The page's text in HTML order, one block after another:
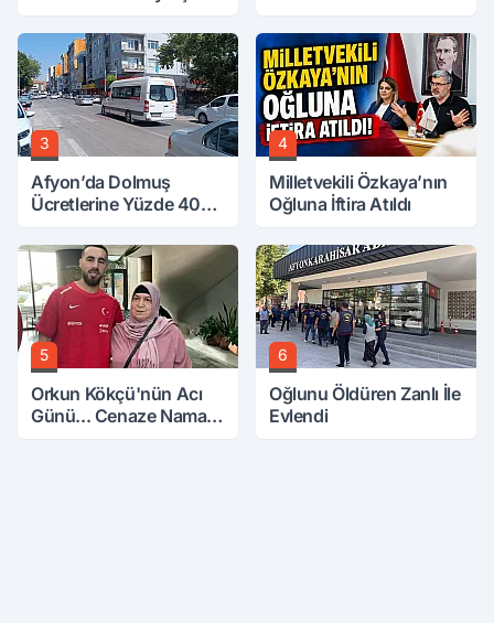
3
Afyon’da Dolmuş
Ücretlerine Yüzde 40
4
Milletvekili Özkaya’nın
Oğluna İftira Atıldı
5
Orkun Kökçü'nün Acı
Günü... Cenaze Namazı
6
Oğlunu Öldüren Zanlı İle
Evlendi